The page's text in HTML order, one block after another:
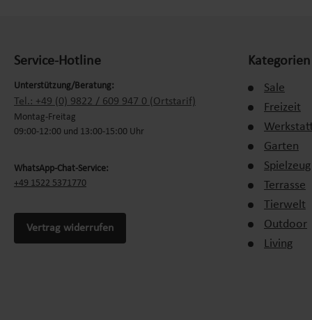
Service-Hotline
Unterstützung/Beratung:
Tel.: +49 (0) 9822 / 609 947 0 (Ortstarif)
Montag-Freitag
09:00-12:00 und 13:00-15:00 Uhr
WhatsApp-Chat-Service:
+49 1522 5371770
Vertrag widerrufen
Kategorien
Sale
Freizeit
Garten
Spielzeug
Terrasse
Tierwelt
Outdoor
Living